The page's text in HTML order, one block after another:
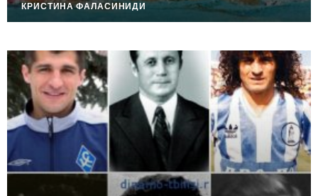
КРИСТИНА ФАЛАСИНИДИ